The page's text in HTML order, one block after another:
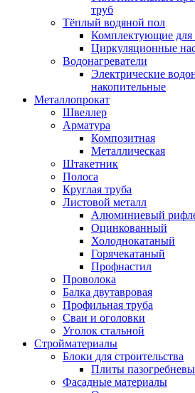
труб
Тёплый водяной пол
Комплектующие для
Циркуляционные
Водонагреватели
Электрические
накопительные
Металлопрокат
Швеллер
Арматура
Композитная
Металлическая
Штакетник
Полоса
Круглая труба
Листовой металл
Алюминиевый
Оцинкованный
Холоднокатаный
Горячекатаный
Профнастил
Проволока
Балка двутавровая
Профильная труба
Сваи и оголовки
Уголок стальной
Стройматериалы
Блоки для строительства
Плиты
Фасадные материалы